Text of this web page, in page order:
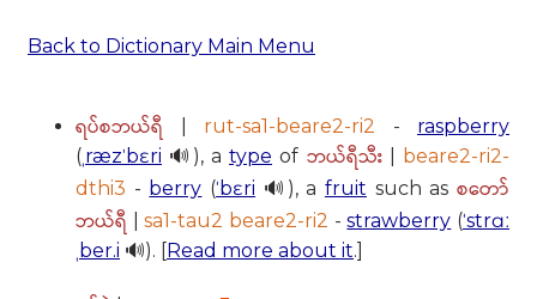
Back to Dictionary Main Menu
ရပ်စဘယ်ရီ rut-sa1-beare2-ri2 - raspberry
( ˌræzˈbɛri 🔊), a type of ဘယ်ရီသီး| beare2-ri2-
dthi3 - berry (ˈbɛri 🔊), a fruit such asစတော်
ဘယ်ရီ |sa1-tau2 beare2-ri2 -strawberry (ˈstrɑː
ˌber.i 🔊). [Read more about it.]